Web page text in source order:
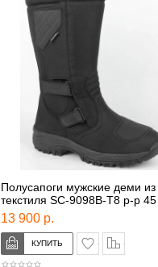
Полусапоги мужские деми из
текстиля SC-9098B-T8 р-р 45
13 900 р.
в закладки